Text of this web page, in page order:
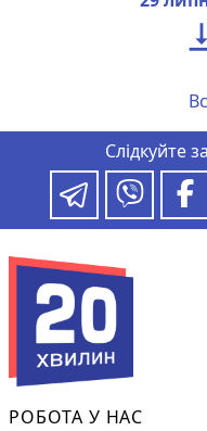

Слідкуйте
РОБОТА У НАС